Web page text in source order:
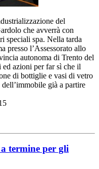
del
che avverrà con
speciali spa. Nella tarda
presso l’Assessorato allo
autonoma di Trento del
ed azioni per far sì che il
di bottiglie e vasi di vetro
già a partire
termine per gli